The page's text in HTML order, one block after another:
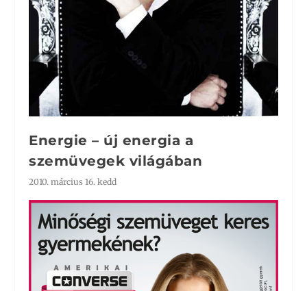
Energie – új energia a
szemüvegek világában
2010. március 16. kedd